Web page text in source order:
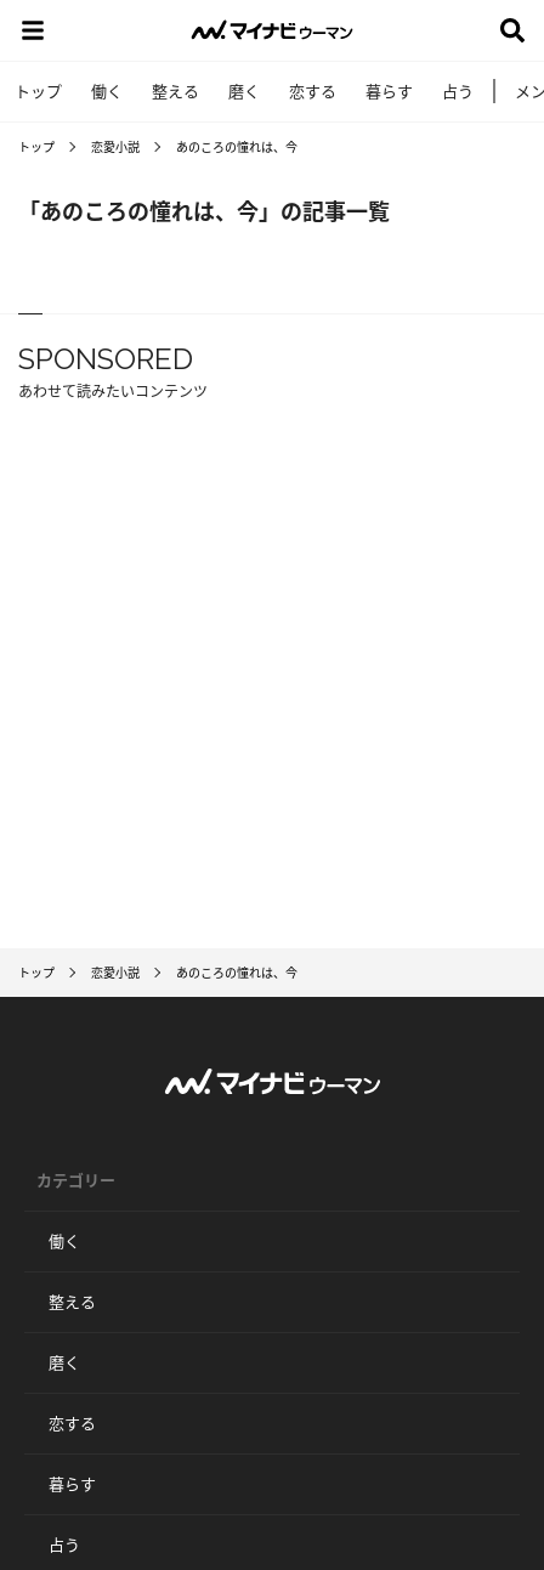
トップ 働く 整える 磨く 恋する 暮らす 占う メ
トップ 恋愛小説 あのころの憧れは、今
「あのころの憧れは、今」の記事一覧
SPONSORED
あわせて読みたいコンテンツ
トップ 恋愛小説 あのころの憧れは、今
カテゴリー
働く
整える
磨く
恋する
暮らす
占う